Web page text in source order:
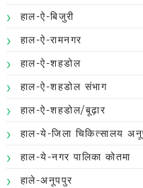
हाल-ऐ-बिजुरी
हाल-ऐ-रामनगर
हाल-ऐ-शहडोल
हाल-ऐ-शहडोल संभाग
हाल-ऐ-शहडोल/बूढ़ार
हाल-ये-जिला चिकित्सालय
हाल-ये-नगर पालिका कोतमा
हाले-अनूपपुर